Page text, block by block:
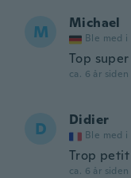
M Michael
Ble med i
Top
ca. 6 år siden
D Didier
Ble med i
Trop
ca. 6 år siden